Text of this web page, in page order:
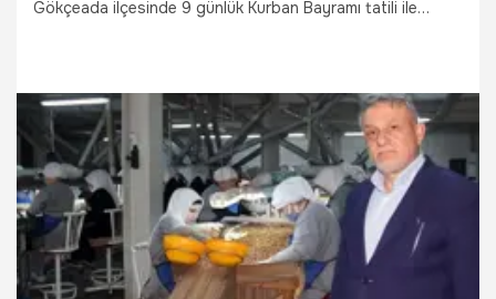
Gökçeada ilçesinde 9 günlük Kurban Bayramı tatili ile
bayram hazırlığıydı. Daha sonraki süreçlerde, Haziran,
Temmuz, Ağustos ve Eylül aylarında misafirlerimizi çok
daha iyi ağırlayacağımızı düşünüyorum" dedi.
1.06.2026 Gündem